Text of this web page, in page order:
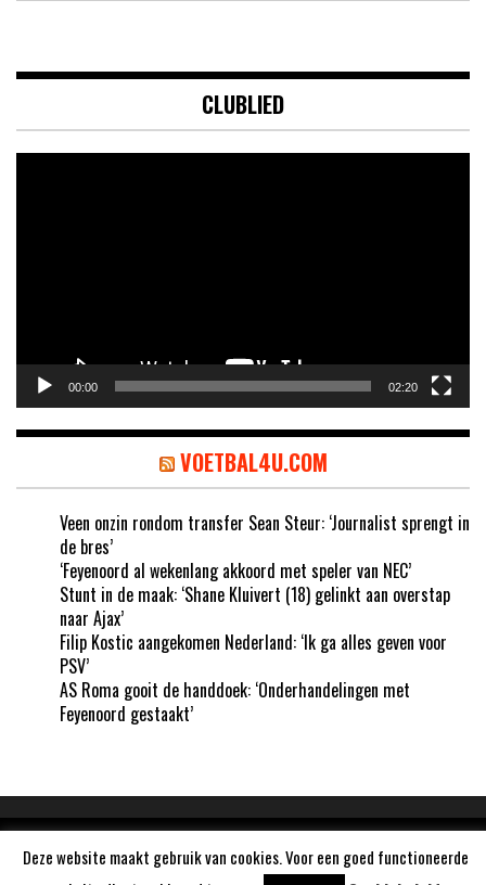
CLUBLIED
00:00 02:20
VOETBAL4U.COM
Veen onzin rondom transfer Sean Steur: ‘Journalist sprengt in
de bres’
‘Feyenoord al wekenlang akkoord met speler van NEC’
Stunt in de maak: ‘Shane Kluivert (18) gelinkt aan overstap
naar Ajax’
Filip Kostic aangekomen Nederland: ‘Ik ga alles geven voor
PSV’
AS Roma gooit de handdoek: ‘Onderhandelingen met
Feyenoord gestaakt’
Aangedreven doorWordPress
Deze website maakt gebruik van cookies. Voor een goed functioneerde